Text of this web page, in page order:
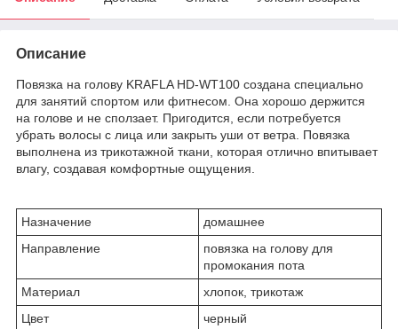
Описание
Повязка на голову KRAFLA HD-WT100 создана специально
для занятий спортом или фитнесом. Она хорошо держится
на голове и не сползает. Пригодится, если потребуется
убрать волосы с лица или закрыть уши от ветра. Повязка
выполнена из трикотажной ткани, которая отлично впитывает
влагу, создавая комфортные ощущения.
Назначение
домашнее
Направление
повязка на голову для
промокания пота
Материал
хлопок, трикотаж
Цвет
черный